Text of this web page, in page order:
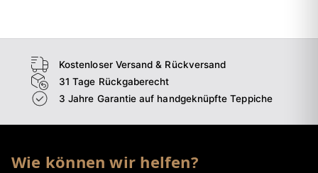
Kostenloser Versand & Rückversand
31 Tage Rückgaberecht
3 Jahre Garantie auf handgeknüpfte Teppiche
Wie können wir helfen?